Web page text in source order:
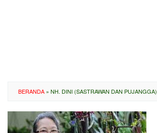
BERANDA » NH. DINI (SASTRAWAN DAN PUJANGGA)